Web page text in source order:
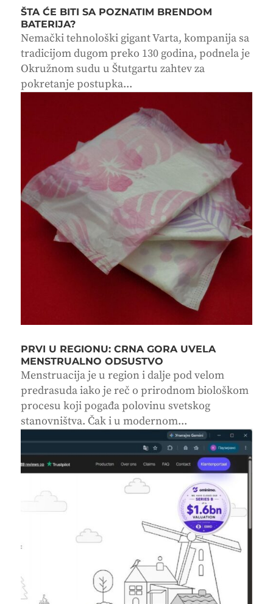
ŠTA ĆE BITI SA POZNATIM BRENDOM
BATERIJA?
Nemački tehnološki gigant Varta, kompanija sa
tradicijom dugom preko 130 godina, podnela je
Okružnom sudu u Štutgartu zahtev za
pokretanje postupka...
PRVI U REGIONU: CRNA GORA UVELA
MENSTRUALNO ODSUSTVO
Menstruacija je u region i dalje pod velom
predrasuda iako je reč o prirodnom biološkom
procesu koji pogađa polovinu svetskog
stanovništva. Čak i u modernom...